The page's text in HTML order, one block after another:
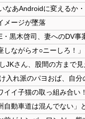
メージが墜落
イイ子猫の取っ組み合い！